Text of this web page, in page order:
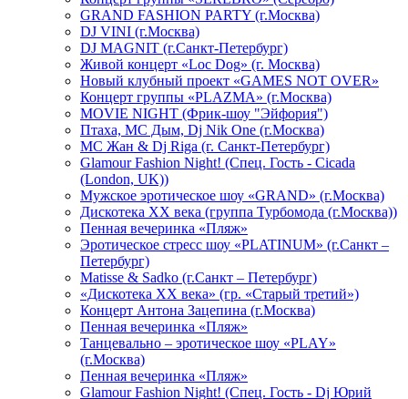
GRAND FASHION PARTY (г.Москва)
DJ VINI (г.Москва)
DJ MAGNIT (г.Санкт-Петербург)
Живой концерт «Loc Dog» (г. Москва)
Новый клубный проект «GAMES NOT OVER»
Концерт группы «PLAZMA» (г.Москва)
MOVIE NIGHT (Фрик-шоу "Эйфория")
Птаха, МС Дым, Dj Nik One (г.Москва)
МС Жан & Dj Riga (г. Санкт-Петербург)
Glamour Fashion Night! (Спец. Гость - Cicada
(London, UK))
Мужское эротическое шоу «GRAND» (г.Москва)
Дискотека XX века (группа Турбомода (г.Москва))
Пенная вечеринка «Пляж»
Эротическое стресс шоу «PLATINUM» (г.Санкт –
Петербург)
Matisse & Sadko (г.Санкт – Петербург)
«Дискотека ХХ века» (гр. «Старый третий»)
Концерт Антона Зацепина (г.Москва)
Пенная вечеринка «Пляж»
Танцевально – эротическое шоу «PLAY»
(г.Москва)
Пенная вечеринка «Пляж»
Glamour Fashion Night! (Спец. Гость - Dj Юрий